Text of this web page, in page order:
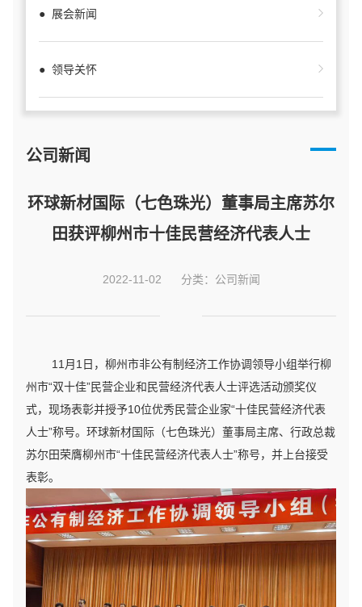
● 展会新闻
● 领导关怀
公司新闻
环球新材国际（七色珠光）董事局主席苏尔
田获评柳州市十佳民营经济代表人士
2022-11-02 分类：公司新闻
11月1日，柳州市非公有制经济工作协调领导小组举行柳
州市“双十佳”民营企业和民营经济代表人士评选活动颁奖仪
式，现场表彰并授予10位优秀民营企业家“十佳民营经济代表
人士”称号。环球新材国际（七色珠光）董事局主席、行政总裁
苏尔田荣膺柳州市“十佳民营经济代表人士”称号，并上台接受
表彰。